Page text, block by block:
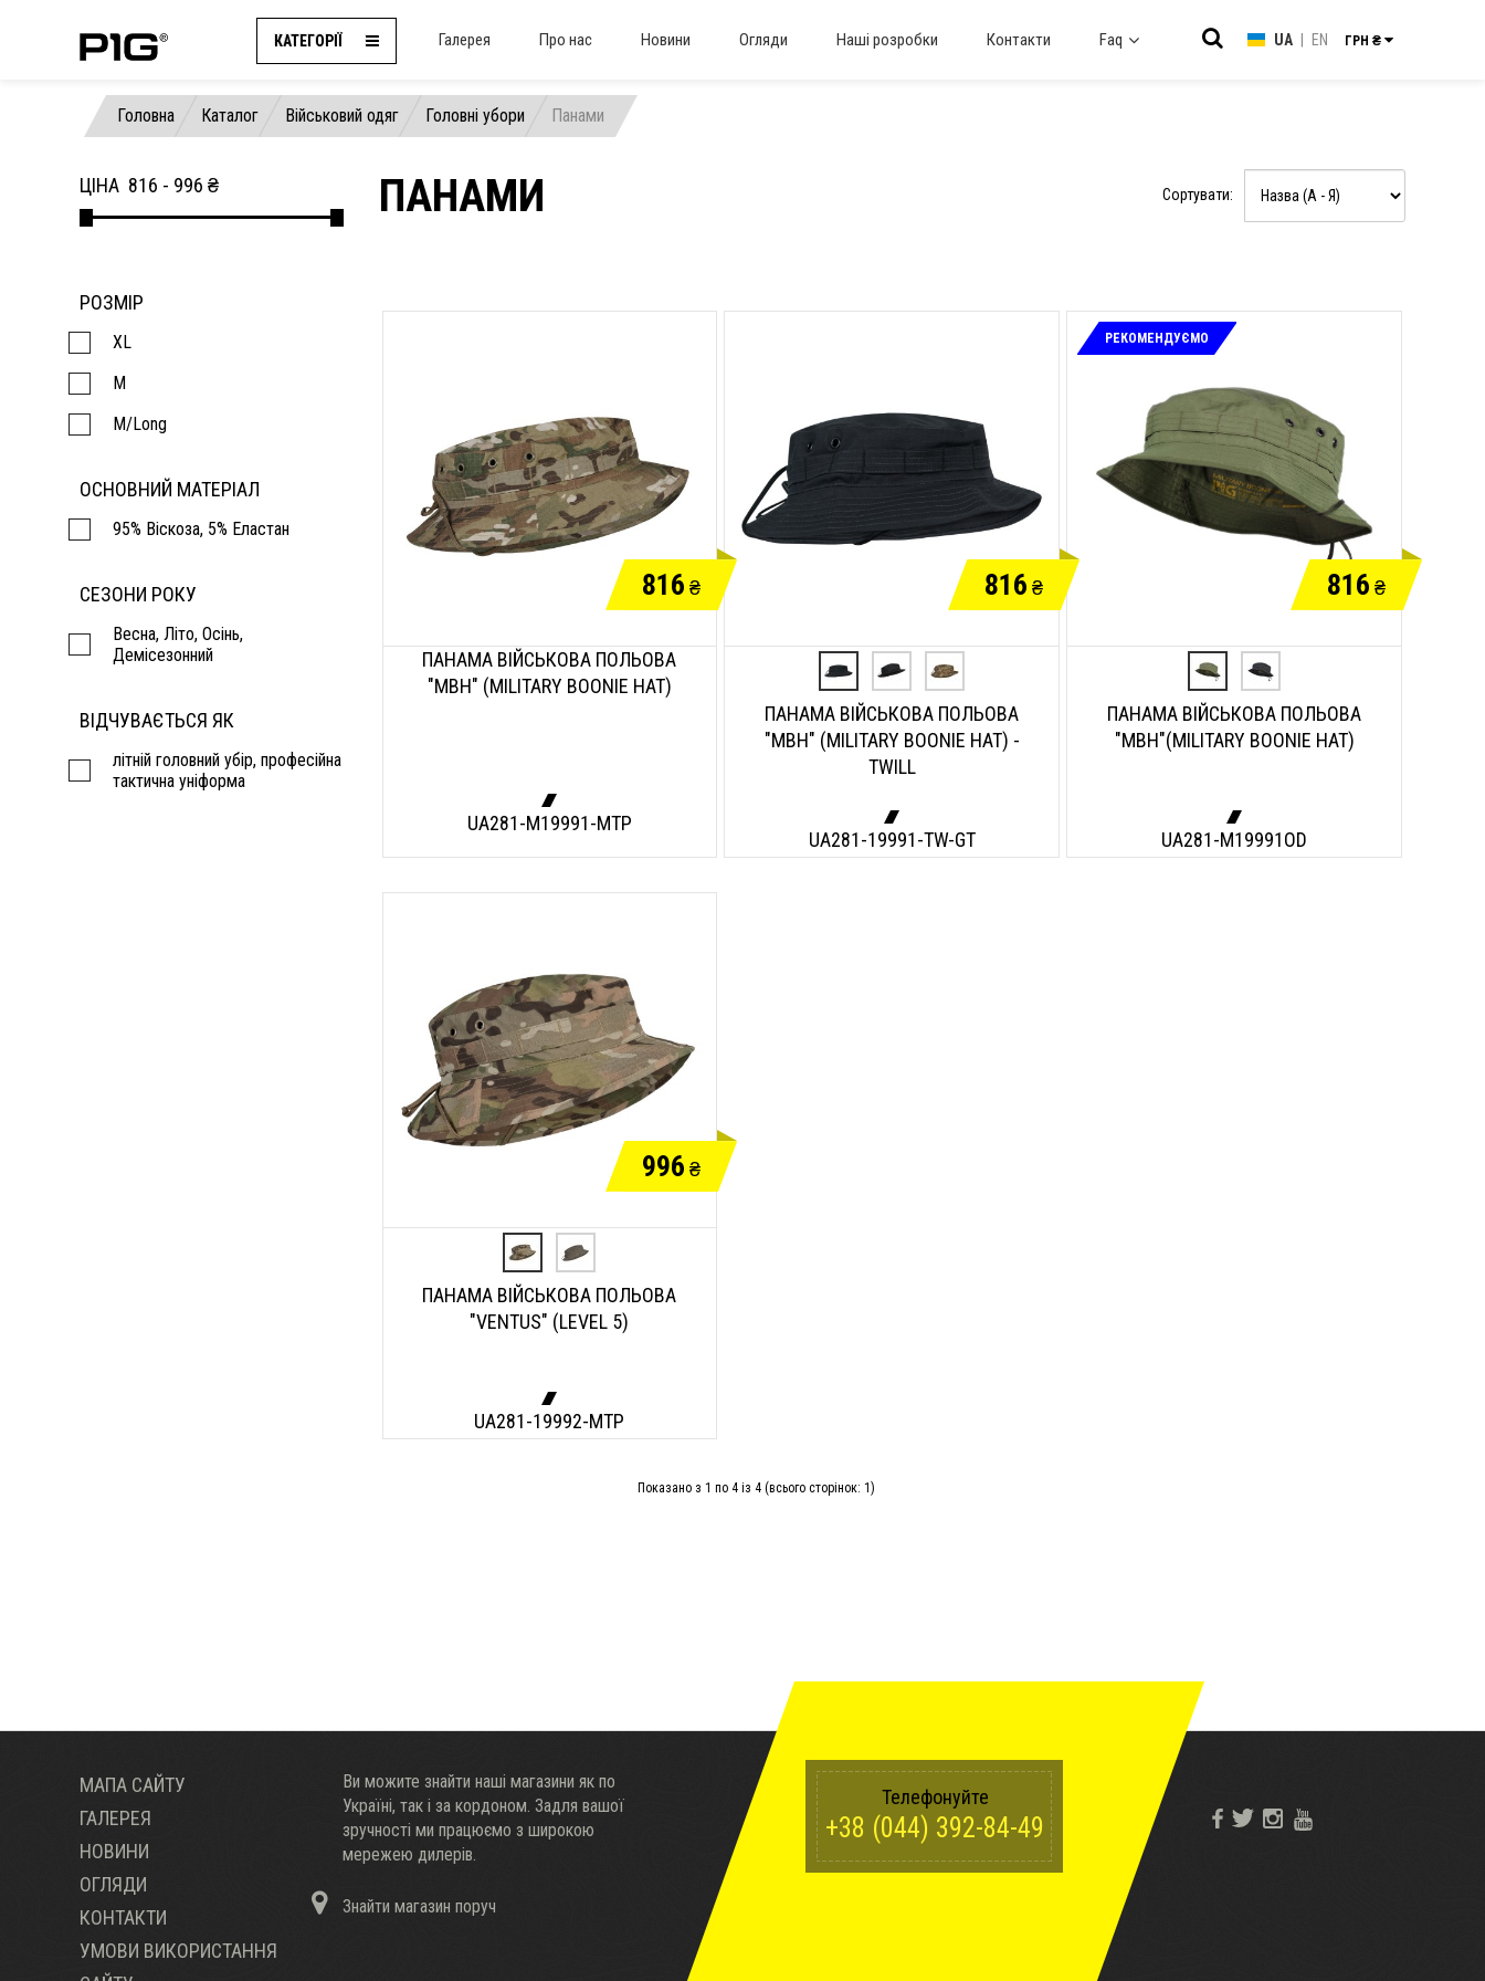
КАТЕГОРІЇ Галерея Про нас Новини Огляди Наші розробки Контакти Faq UA EN ГРН ₴
Головна Каталог Військовий одяг Головні убори Панами
ЦІНА 816 - 996 ₴
РОЗМІР
XL
M
M/Long
ОСНОВНИЙ МАТЕРІАЛ
95% Віскоза, 5% Еластан
СЕЗОНИ РОКУ
Весна, Літо, Осінь,
Демісезонний
ВІДЧУВАЄТЬСЯ ЯК
літній головний убір, професійна
тактична уніформа
ПАНАМИ Сортувати:
816 ₴
ПАНАМА ВІЙСЬКОВА ПОЛЬОВА
"MBH" (MILITARY BOONIE HAT)
UA281-M19991-MTP
816 ₴
ПАНАМА ВІЙСЬКОВА ПОЛЬОВА
"MBH" (MILITARY BOONIE HAT) -
TWILL
UA281-19991-TW-GT
РЕКОМЕНДУЄМО
816 ₴
ПАНАМА ВІЙСЬКОВА ПОЛЬОВА
"MBH"(MILITARY BOONIE HAT)
UA281-M19991OD
996 ₴
ПАНАМА ВІЙСЬКОВА ПОЛЬОВА
"VENTUS" (LEVEL 5)
UA281-19992-MTP
Показано з 1 по 4 із 4 (всього сторінок: 1)
МАПА САЙТУ
ГАЛЕРЕЯ
НОВИНИ
ОГЛЯДИ
КОНТАКТИ
УМОВИ ВИКОРИСТАННЯ
Ви можите знайти наші магазини як по
Украïні, так і за кордоном. Задля вашої
зручності ми працюємо з широкою
мережею дилерів.
Знайти магазин поруч
Телефонуйте
+38 (044) 392-84-49